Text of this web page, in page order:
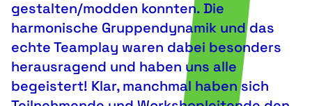
gestalten/modden konnten. Die
harmonische Gruppendynamik und das
echte Teamplay waren dabei besonders
herausragend und haben uns alle
begeistert! Klar, manchmal haben sich